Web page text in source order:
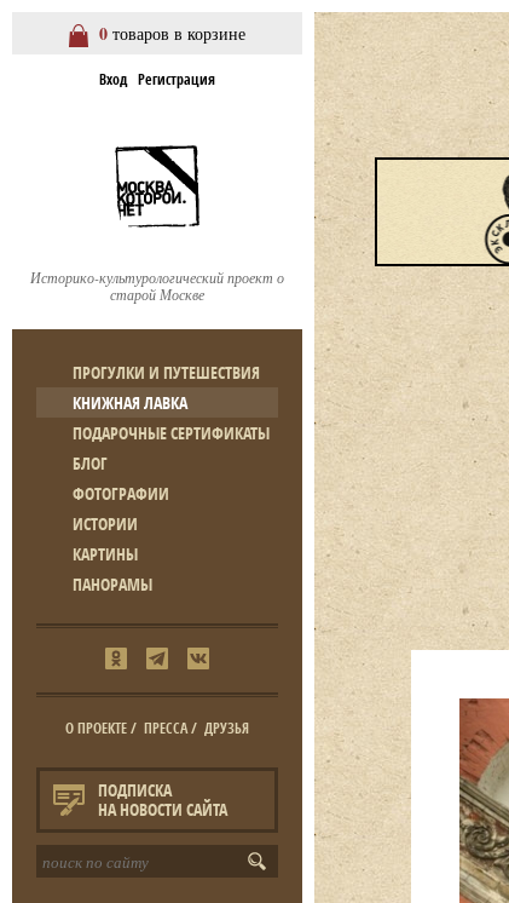
0 товаров в корзине
Вход Регистрация
Историко-культурологический проект о
старой Москве
ПРОГУЛКИ И ПУТЕШЕСТВИЯ
КНИЖНАЯ ЛАВКА
ПОДАРОЧНЫЕ СЕРТИФИКАТЫ
БЛОГ
ФОТОГРАФИИ
ИСТОРИИ
КАРТИНЫ
ПАНОРАМЫ
О ПРОЕКТЕ/ ПРЕССА/ ДРУЗЬЯ
ПОДПИСКА
НА НОВОСТИ САЙТА